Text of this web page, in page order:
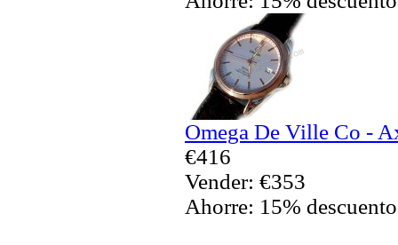
Omega De Ville Co -
€416
Vender: €353
Ahorre: 15% descuento